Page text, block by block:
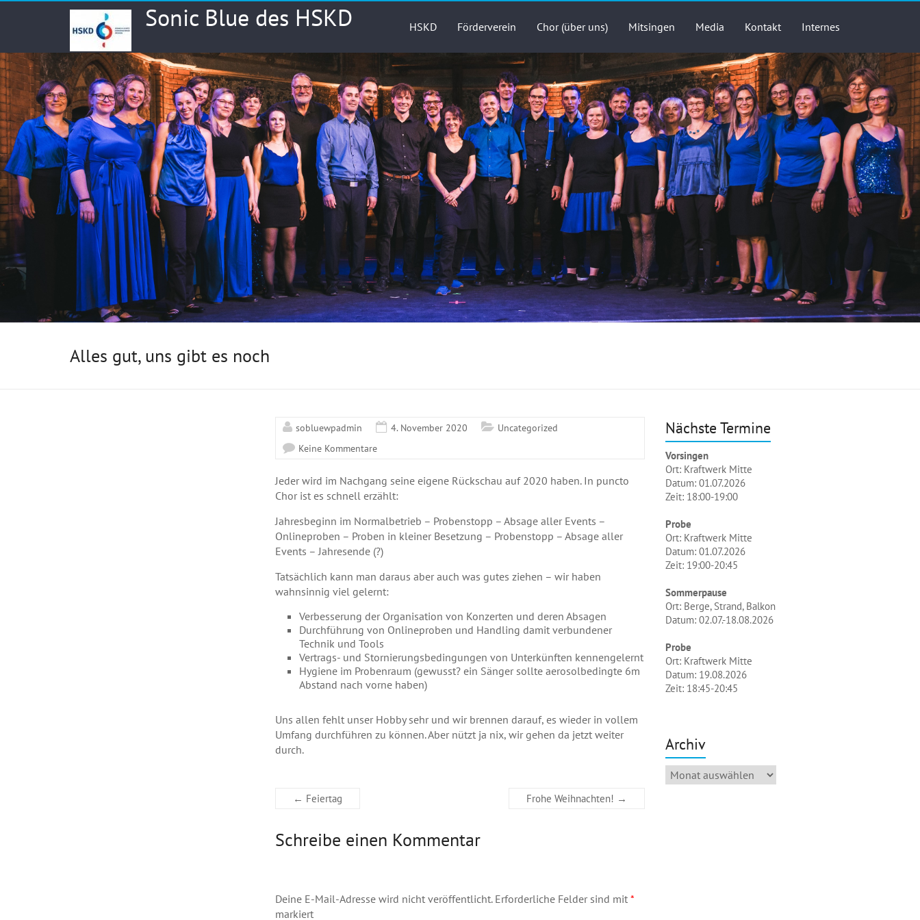
Sonic Blue des HSKD HSKD Förderverein Chor (über uns) Mitsingen Media Kontakt Internes
Alles gut, uns gibt es noch
sobluewpadmin 4. November 2020
Uncategorized
Keine Kommentare
Jeder wird im Nachgang seine eigene Rückschau auf 2020 haben. In puncto
Chor ist es schnell erzählt:
Jahresbeginn im Normalbetrieb – Probenstopp – Absage aller Events –
Onlineproben – Proben in kleiner Besetzung – Probenstopp – Absage aller
Events – Jahresende (?)
Tatsächlich kann man daraus aber auch was gutes ziehen – wir haben
wahnsinnig viel gelernt:
Verbesserung der Organisation von Konzerten und deren Absagen
Durchführung von Onlineproben und Handling damit verbundener
Technik und Tools
Vertrags- und Stornierungsbedingungen von Unterkünften kennengelernt
Hygiene im Probenraum (gewusst? ein Sänger sollte aerosolbedingte 6m
Abstand nach vorne haben)
Uns allen fehlt unser Hobby sehr und wir brennen darauf, es wieder in vollem
Umfang durchführen zu können. Aber nützt ja nix, wir gehen da jetzt weiter
durch.
← Feiertag Frohe Weihnachten! →
Schreibe einen Kommentar
Deine E-Mail-Adresse wird nicht veröffentlicht. Erforderliche Felder sind mit *
markiert
Nächste Termine
Vorsingen
Ort: Kraftwerk Mitte
Datum: 01.07.2026
Zeit: 18:00-19:00
Probe
Ort: Kraftwerk Mitte
Datum: 01.07.2026
Zeit: 19:00-20:45
Sommerpause
Ort: Berge, Strand, Balkon
Datum: 02.07.-18.08.2026
Probe
Ort: Kraftwerk Mitte
Datum: 19.08.2026
Zeit: 18:45-20:45
Archiv
Archiv